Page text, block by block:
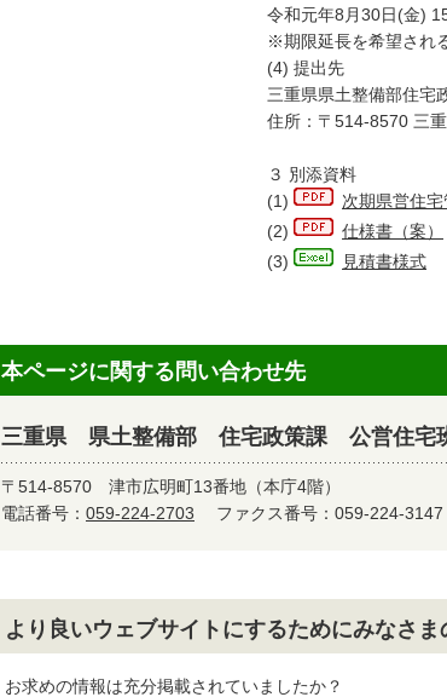
令和元年8月30日(金)
※期限延長を希望され
(4) 提出先
三重県県土整備部住宅
住所：〒514-8570 三
３ 別添資料
(1)
次期県営住
(2)
仕様書（案）
(3)
見積書様式
本ページに関する問い合わせ先
三重県 県土整備部 住宅政策課 公営住宅
〒514-8570 津市広明町13番地（本庁4階）
電話番号： 059-224-2703 ファクス番号：059-224-
より良いウェブサイトにするためにみなさ
お求めの情報は充分掲載されていましたか？